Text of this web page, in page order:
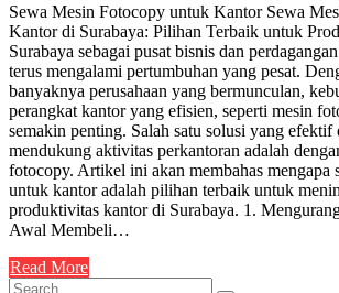
Sewa Mesin Fotocopy untuk Kantor Sewa
Kantor di Surabaya: Pilihan Terbaik untuk
Surabaya sebagai pusat bisnis dan
terus mengalami pertumbuhan yang pesat.
banyaknya perusahaan yang bermunculan,
perangkat kantor yang efisien, seperti mesin
semakin penting. Salah satu solusi yang
mendukung aktivitas perkantoran adalah
fotocopy. Artikel ini akan membahas mengapa
untuk kantor adalah pilihan terbaik untuk
produktivitas kantor di Surabaya. 1.
Awal Membeli…
Read More